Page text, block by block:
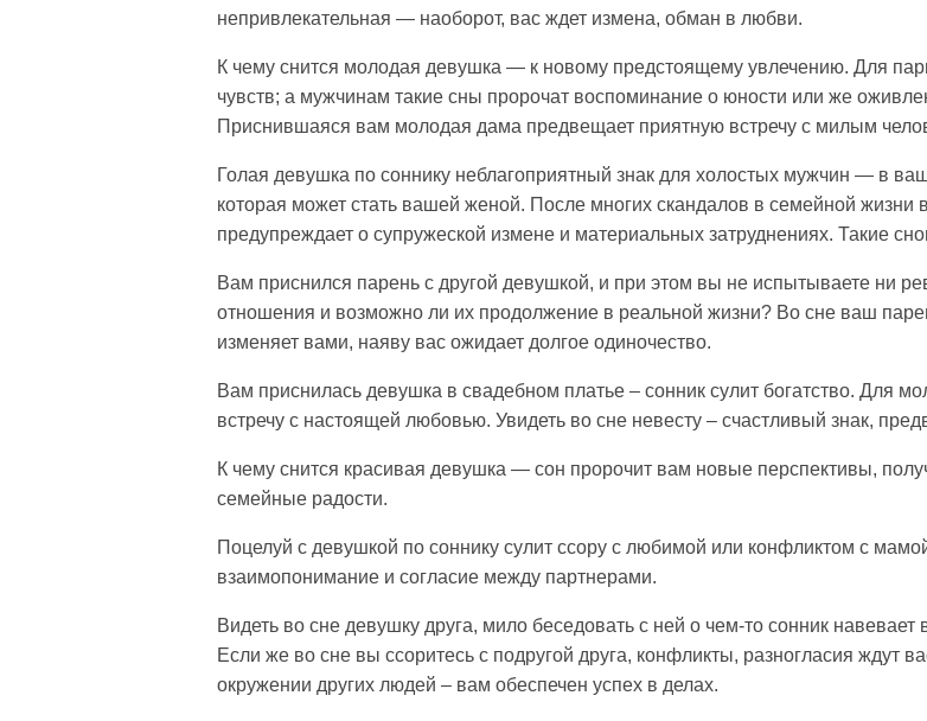
непривлекательная — наоборот, вас ждет измена, обман в любви.
К чему снится молодая девушка — к новому предстоящему увлечению. Для
чувств; а мужчинам такие сны пророчат воспоминание о юности или же
Приснившаяся вам молодая дама предвещает приятную встречу с милым
Голая девушка по соннику неблагоприятный знак для холостых мужчин — в
которая может стать вашей женой. После многих скандалов в семейной жизни
предупреждает о супружеской измене и материальных затруднениях. Такие
Вам приснился парень с другой девушкой, и при этом вы не испытываете ни
отношения и возможно ли их продолжение в реальной жизни? Во сне ваш
изменяет вами, наяву вас ожидает долгое одиночество.
Вам приснилась девушка в свадебном платье – сонник сулит богатство. Для
встречу с настоящей любовью. Увидеть во сне невесту – счастливый знак,
К чему снится красивая девушка — сон пророчит вам новые перспективы,
семейные радости.
Поцелуй с девушкой по соннику сулит ссору с любимой или конфликтом с
взаимопонимание и согласие между партнерами.
Видеть во сне девушку друга, мило беседовать с ней о чем-то сонник
Если же во сне вы ссоритесь с подругой друга, конфликты, разногласия ждут
окружении других людей – вам обеспечен успех в делах.